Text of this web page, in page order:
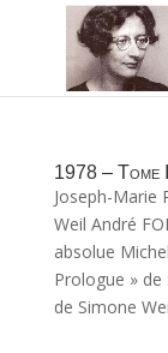
1978 – Tome
Joseph-Marie
Weil André
absolue
Prologue » de
de Simone